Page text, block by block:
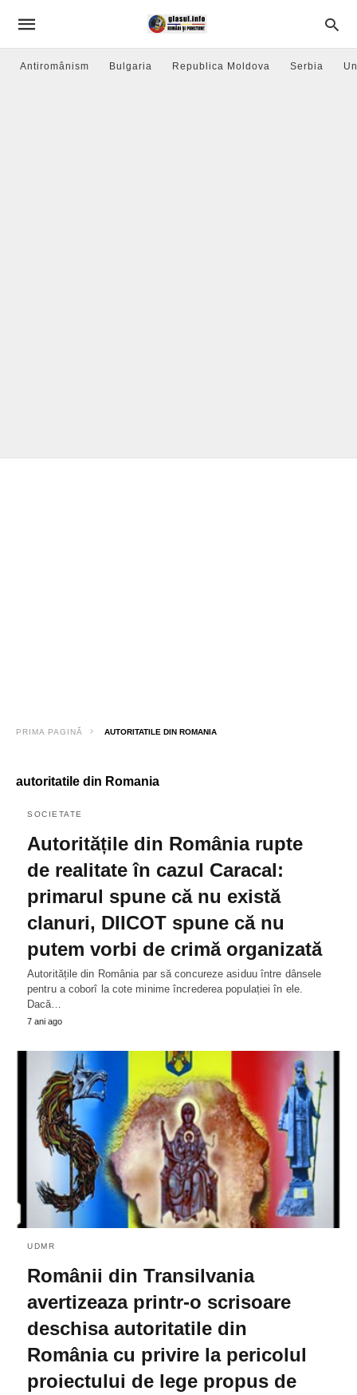
Antiromânism Bulgaria Republica Moldova Serbia
PRIMA PAGINĂ AUTORITATILE DIN ROMANIA
autoritatile din Romania
SOCIETATE
Autoritățile din România rupte
de realitate în cazul Caracal:
primarul spune că nu există
clanuri, DIICOT spune că nu
putem vorbi de crimă organizată
Autoritățile din România par să concureze asiduu între dânsele
pentru a coborî la cote minime încrederea populației în ele.
Dacă…
7 ani ago
UDMR
Românii din Transilvania
avertizeaza printr-o scrisoare
deschisa autoritatile din
România cu privire la pericolul
proiectului de lege propus de